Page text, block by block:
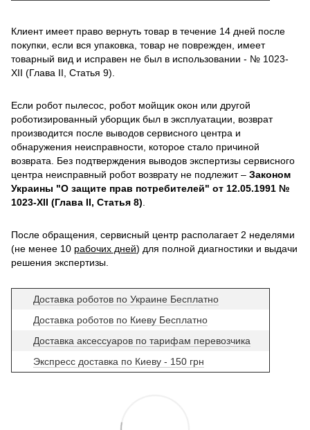
Клиент имеет право вернуть товар в течение 14 дней после
покупки, если вся упаковка, товар не поврежден, имеет
товарный вид и исправен не был в использовании - № 1023-
XII (Глава II, Статья 9).
Если робот пылесос, робот мойщик окон или другой
роботизированный уборщик был в эксплуатации, возврат
производится после выводов сервисного центра и
обнаружения неисправности, которое стало причиной
возврата. Без подтверждения выводов экспертизы сервисного
центра неисправный робот возврату не подлежит – Законом
Украины "О защите прав потребителей" от 12.05.1991 №
1023-XII (Глава II, Статья 8)
После обращения, сервисный центр располагает 2 неделями
(не менее 10 рабочих дней) для полной диагностики и выдачи
решения экспертизы.
Доставка роботов по Украине Бесплатно
Доставка роботов по Киеву Бесплатно
Доставка аксессуаров по тарифам перевозчика
Экспресс доставка по Киеву - 150 грн